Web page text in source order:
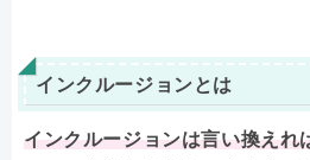
インクルージョンとは
インクルージョンは言い換えれ